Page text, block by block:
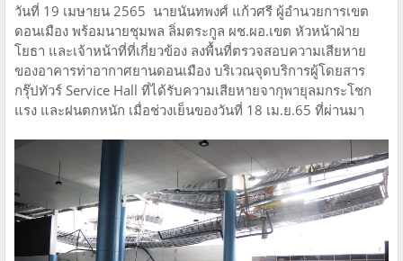
วันที่ 19 เมษายน 2565 นายนันทพงศ์ แก้วศรี ผู้อำนวยการเขต
ดอนเมือง พร้อมนายชุมพล ลิ่มตระกูล ผช.ผอ.เขต หัวหน้าฝ่าย
โยธา และเจ้าหน้าที่ที่เกี่ยวข้อง ลงพื้นที่ตรวจสอบความเสียหาย
ของอาคารท่าอากาศยานดอนเมือง บริเวณจุดบริการผู้โดยสาร
กรุ๊ปทัวร์ Service Hall ที่ได้รับความเสียหายจากุพายุลมกระโชก
แรง และฝนตกหนัก เมื่อช่วงเย็นของวันที่ 18 เม.ย.65 ที่ผ่านมา